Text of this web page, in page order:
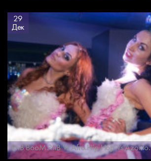
29
Дек
RnB BooM.RnB Vs Afro.Hip Hop Vs Azonto.